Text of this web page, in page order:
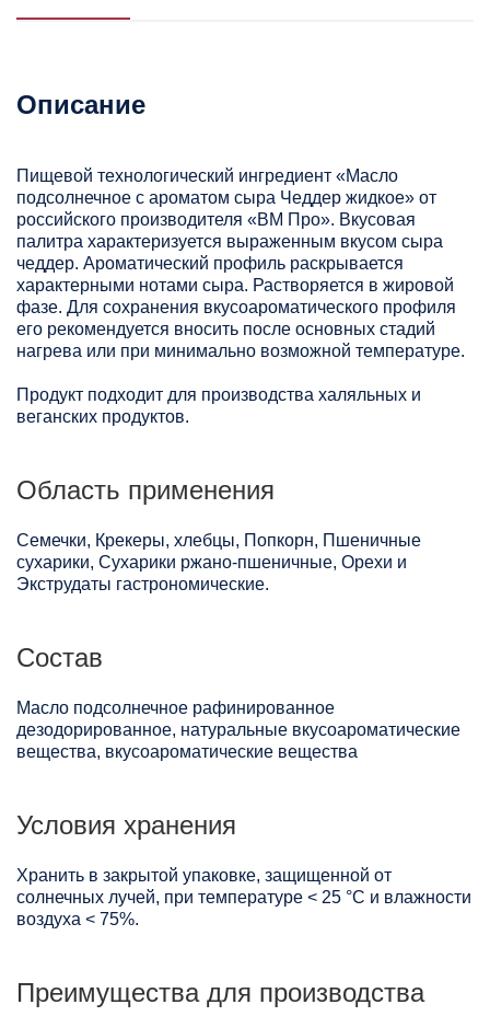
Описание
Пищевой технологический ингредиент «Масло
подсолнечное с ароматом сыра Чеддер жидкое» от
российского производителя «ВМ Про». Вкусовая
палитра характеризуется выраженным вкусом сыра
чеддер. Ароматический профиль раскрывается
характерными нотами сыра. Растворяется в жировой
фазе. Для сохранения вкусоароматического профиля
его рекомендуется вносить после основных стадий
нагрева или при минимально возможной температуре.
Продукт подходит для производства халяльных и
веганских продуктов.
Область применения
Семечки, Крекеры, хлебцы, Попкорн, Пшеничные
сухарики, Сухарики ржано-пшеничные, Орехи и
Экструдаты гастрономические.
Состав
Масло подсолнечное рафинированное
дезодорированное, натуральные вкусоароматические
вещества, вкусоароматические вещества
Условия хранения
Хранить в закрытой упаковке, защищенной от
солнечных лучей, при температуре < 25 °C и влажности
воздуха < 75%.
Преимущества для производства